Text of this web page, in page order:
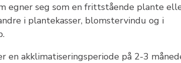
egner seg som en frittstående plante
i plantekasser, blomstervindu og i
en akklimatiseringsperiode på 2-3